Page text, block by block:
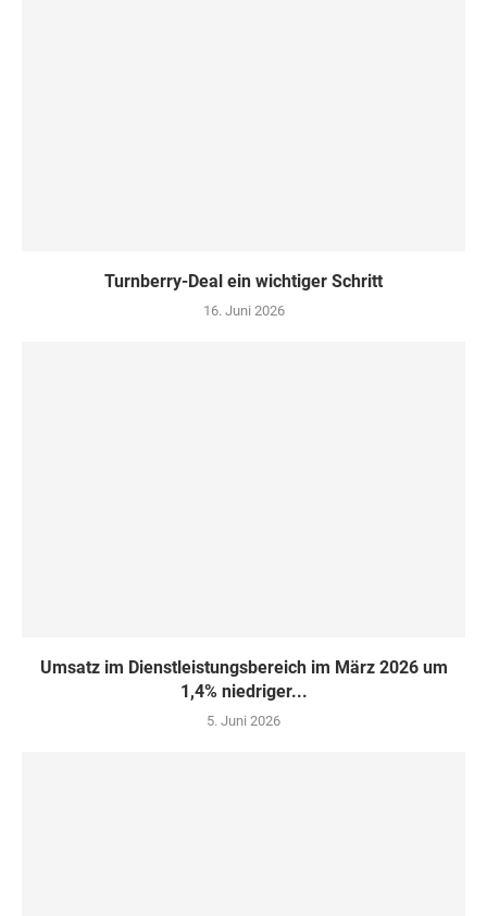
Turn­ber­ry-Deal ein wich­ti­ger Schritt
16. Juni 2026
Umsatz im Dienstleistungsbereich im März 2026 um
1,4% niedriger...
5. Juni 2026